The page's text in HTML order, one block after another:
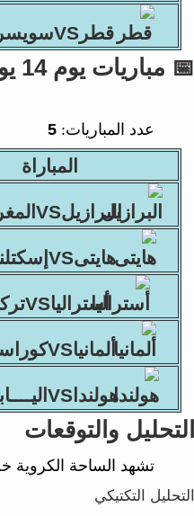
قطرVSسويسرا
📅 مباريات يوم 14 يونيو 2026
عدد المباريات: 5
المباراة
البرازيلVSالمغرب
هايتىVSإسكتلندا
أسترالياVSتركيا
ألمانياVSكوراساو
هولنداVSاليــــابان
التحليل والتوقعات
تشهد الساحة الكروية خلال
التحليل التكتيكي